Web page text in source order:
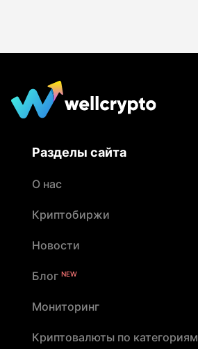
Разделы сайта
О нас
Криптобиржи
Новости
Блог NEW
Мониторинг
Криптовалюты по категориям